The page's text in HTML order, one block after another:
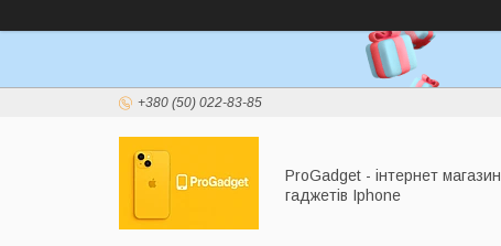
+380 (50) 022-83-85
ProGadget - iнтернет магазин
гаджетів Iphone